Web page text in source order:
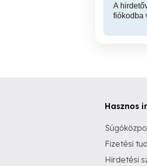
A
fiókodba
Hasznos
Fizetési
Hirdetési